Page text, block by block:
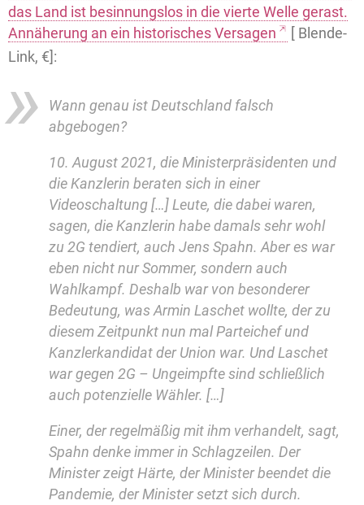
das Land ist besinnungslos in die vierte Welle gerast.
Annäherung an ein historisches Versagen
[ Blende-
Link, €]:
Wann genau ist Deutschland falsch
abgebogen?
10. August 2021, die Ministerpräsidenten und
die Kanzlerin beraten sich in einer
Videoschaltung […] Leute, die dabei waren,
sagen, die Kanzlerin habe damals sehr wohl
zu 2G tendiert, auch Jens Spahn. Aber es war
eben nicht nur Sommer, sondern auch
Wahlkampf. Deshalb war von besonderer
Bedeutung, was Armin Laschet wollte, der zu
diesem Zeitpunkt nun mal Parteichef und
Kanzlerkandidat der Union war. Und Laschet
war gegen 2G – Ungeimpfte sind schließlich
auch potenzielle Wähler. […]
Einer, der regelmäßig mit ihm verhandelt, sagt,
Spahn denke immer in Schlagzeilen. Der
Minister zeigt Härte, der Minister beendet die
Pandemie, der Minister setzt sich durch.